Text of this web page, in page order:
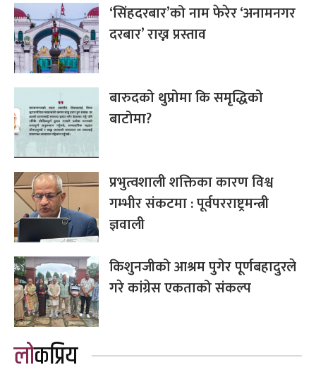
‘सिंहदरबार’को नाम फेरेर ‘अनामनगर
दरबार’ राख्न प्रस्ताव
बारुदको थुप्रोमा कि समृद्धिको
बाटोमा?
प्रभुत्वशाली शक्तिका कारण विश्व
गम्भीर संकटमा : पूर्वपरराष्ट्रमन्त्री
ज्ञवाली
किशुनजीको आश्रम पुगेर पूर्णबहादुरले
गरे कांग्रेस एकताको संकल्प
लोकप्रिय